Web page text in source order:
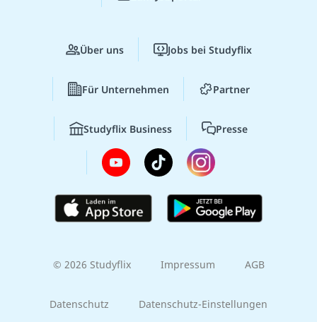
Über uns Jobs bei Studyflix
Für Unternehmen Partner
Studyflix Business Presse
© 2026 Studyflix Impressum AGB
Datenschutz Datenschutz-Einstellungen